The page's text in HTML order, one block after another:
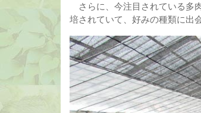
さらに、今注目されている多
培されていて、好みの種類に出